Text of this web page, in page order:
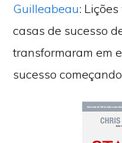
Guilleabeau:
casas de sucesso
transformaram em
sucesso